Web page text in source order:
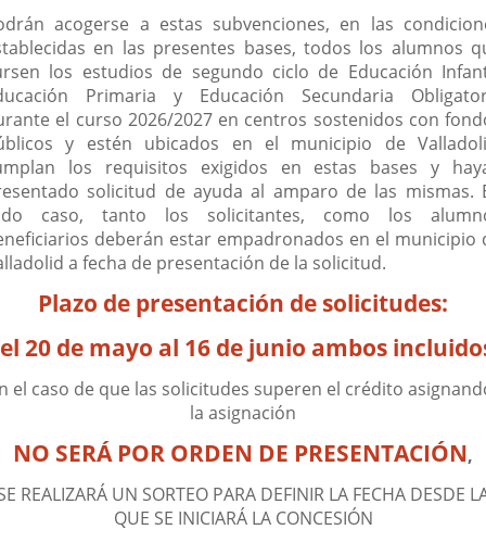
acogerse a estas subvenciones, en las
en las presentes bases, todos los alumnos
los estudios de segundo ciclo de Educación
Primaria y Educación Secundaria
el curso 2026/2027 en centros sostenidos con
y estén ubicados en el municipio de
los requisitos exigidos en estas bases y
solicitud de ayuda al amparo de las mismas.
caso, tanto los solicitantes, como los
deberán estar empadronados en el municipio
a fecha de presentación de la solicitud.
Plazo de presentación de solicitudes:
20 de mayo al 16 de junio ambos
el caso de que las solicitudes superen el crédito
la asignación
NO SERÁ POR ORDEN DE PRESENTACIÓN,
REALIZARÁ UN SORTEO PARA DEFINIR LA FECHA DESDE
QUE SE INICIARÁ LA CONCESIÓN